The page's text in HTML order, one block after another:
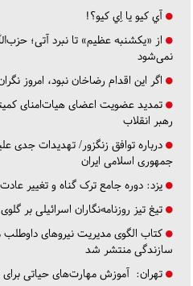
آي كيو يا اِي كيو؟!
از «یکشنبه عظیم» تا نبرد آتی؛
نمی‌شود
اگر این اقدام رضاخان نبود، امروز
تمدید عضویت اعضای هیات‌امنای
رهبر انقلاب
درباره توافق زنگزور/ تهدیدات جدی
جمهوری اسلامی ایران
یزد: دوره جامع ترک گناه و تغییر عادت
تیغ تیز روزنامه‌نگاران اسرائیلی بر گلوی
کتاب الگوی مدیریت نیروهای
سازندگی منتشر شد
تهران: آموزش مهارت‌های حیاتی